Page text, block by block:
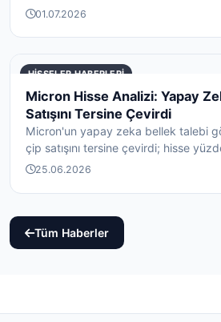
01.07.2026
HISSELER HABERLERI
Micron Hisse Analizi: Yapay
Satışını Tersine Çevirdi
Micron'un yapay zeka bellek talebi
çip satışını tersine çevirdi; hisse
25.06.2026
Tüm Haberler